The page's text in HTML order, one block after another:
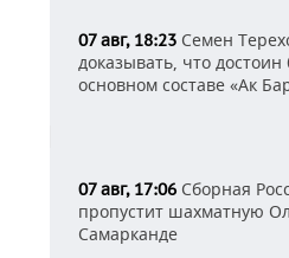
07 авг, 18:23 Семен
доказывать, что достоин
основном составе «Ак
07 авг, 17:06 Сборная
пропустит шахматную
Самарканде